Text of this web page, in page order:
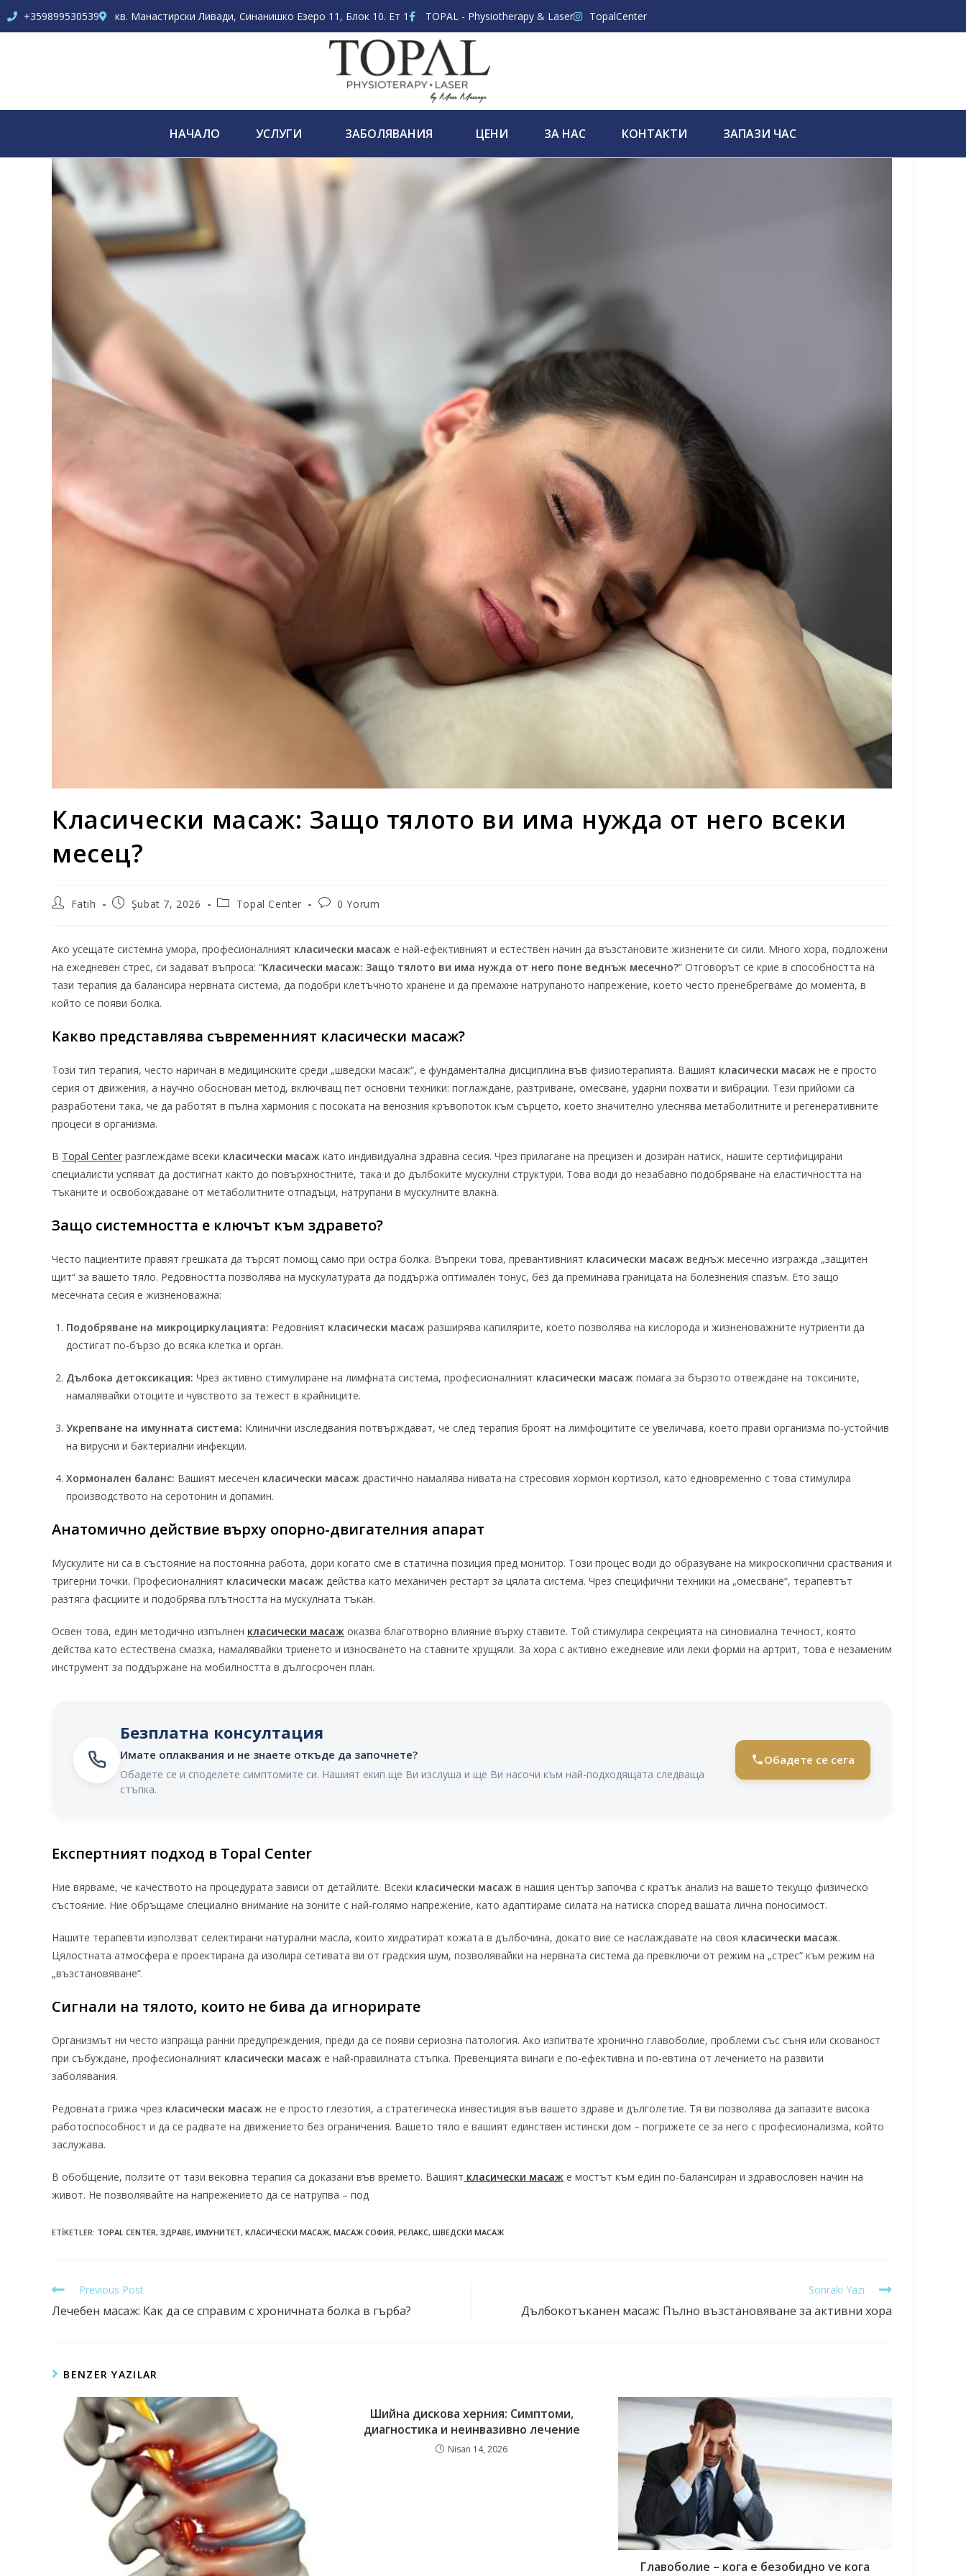
+359899530539 кв. Манастирски Ливади, Синанишко Езеро 11, Блок 10. Ет 1 TOPAL - Physiotherapy & Laser TopalCenter
НАЧАЛО УСЛУГИ ЗАБОЛЯВАНИЯ ЦЕНИ ЗА НАС КОНТАКТИ ЗАПАЗИ ЧАС
Класически масаж: Защо тялото ви има нужда от него всеки
месец?
Fatih Şubat 7, 2026 Topal Center 0 Yorum
Ако усещате системна умора, професионалният класически масаж е най-ефективният и естествен начин да възстановите жизнените си сили. Много хора, подложени
на ежедневен стрес, си задават въпроса: “Класически масаж: Защо тялото ви има нужда от него поне веднъж месечно?” Отговорът се крие в способността на
тази терапия да балансира нервната система, да подобри клетъчното хранене и да премахне натрупаното напрежение, което често пренебрегваме до момента, в
който се появи болка.
Какво представлява съвременният класически масаж?
Този тип терапия, често наричан в медицинските среди „шведски масаж“, е фундаментална дисциплина във физиотерапията. Вашият класически масаж не е просто
серия от движения, а научно обоснован метод, включващ пет основни техники: поглаждане, разтриване, омесване, ударни похвати и вибрации. Тези прийоми са
разработени така, че да работят в пълна хармония с посоката на венозния кръвопоток към сърцето, което значително улеснява метаболитните и регенеративните
процеси в организма.
В Topal Center разглеждаме всеки класически масаж като индивидуална здравна сесия. Чрез прилагане на прецизен и дозиран натиск, нашите сертифицирани
специалисти успяват да достигнат както до повърхностните, така и до дълбоките мускулни структури. Това води до незабавно подобряване на еластичността на
тъканите и освобождаване от метаболитните отпадъци, натрупани в мускулните влакна.
Защо системността е ключът към здравето?
Често пациентите правят грешката да търсят помощ само при остра болка. Въпреки това, превантивният класически масаж веднъж месечно изгражда „защитен
щит“ за вашето тяло. Редовността позволява на мускулатурата да поддържа оптимален тонус, без да преминава границата на болезнения спазъм. Ето защо
месечната сесия е жизненоважна:
Подобряване на микроциркулацията: Редовният класически масаж разширява капилярите, което позволява на кислорода и жизненоважните нутриенти да
достигат по-бързо до всяка клетка и орган.
Дълбока детоксикация: Чрез активно стимулиране на лимфната система, професионалният класически масаж помага за бързото отвеждане на токсините,
намалявайки отоците и чувството за тежест в крайниците.
Укрепване на имунната система: Клинични изследвания потвърждават, че след терапия броят на лимфоцитите се увеличава, което прави организма по-устойчив
на вирусни и бактериални инфекции.
Хормонален баланс: Вашият месечен класически масаж драстично намалява нивата на стресовия хормон кортизол, като едновременно с това стимулира
производството на серотонин и допамин.
Анатомично действие върху опорно-двигателния апарат
Мускулите ни са в състояние на постоянна работа, дори когато сме в статична позиция пред монитор. Този процес води до образуване на микроскопични сраствания и
тригерни точки. Професионалният класически масаж действа като механичен рестарт за цялата система. Чрез специфични техники на „омесване“, терапевтът
разтяга фасциите и подобрява плътността на мускулната тъкан.
Освен това, един методично изпълнен класически масаж оказва благотворно влияние върху ставите. Той стимулира секрецията на синовиална течност, която
действа като естествена смазка, намалявайки триенето и износването на ставните хрущяли. За хора с активно ежедневие или леки форми на артрит, това е незаменим
инструмент за поддържане на мобилността в дългосрочен план.
Безплатна консултация
Имате оплаквания и не знаете откъде да започнете?
Обадете се и споделете симптомите си. Нашият екип ще Ви изслуша и ще Ви насочи към най-подходящата следваща
стъпка.
Обадете се сега
Експертният подход в Topal Center
Ние вярваме, че качеството на процедурата зависи от детайлите. Всеки класически масаж в нашия център започва с кратък анализ на вашето текущо физическо
състояние. Ние обръщаме специално внимание на зоните с най-голямо напрежение, като адаптираме силата на натиска според вашата лична поносимост.
Нашите терапевти използват селектирани натурални масла, които хидратират кожата в дълбочина, докато вие се наслаждавате на своя класически масаж.
Цялостната атмосфера е проектирана да изолира сетивата ви от градския шум, позволявайки на нервната система да превключи от режим на „стрес“ към режим на
„възстановяване“.
Сигнали на тялото, които не бива да игнорирате
Организмът ни често изпраща ранни предупреждения, преди да се появи сериозна патология. Ако изпитвате хронично главоболие, проблеми със съня или скованост
при събуждане, професионалният класически масаж е най-правилната стъпка. Превенцията винаги е по-ефективна и по-евтина от лечението на развити
заболявания.
Редовната грижа чрез класически масаж не е просто глезотия, а стратегическа инвестиция във вашето здраве и дълголетие. Тя ви позволява да запазите висока
работоспособност и да се радвате на движението без ограничения. Вашето тяло е вашият единствен истински дом – погрижете се за него с професионализма, който
заслужава.
В обобщение, ползите от тази вековна терапия са доказани във времето. Вашият класически масаж е мостът към един по-балансиран и здравословен начин на
живот. Не позволявайте на напрежението да се натрупва – под
ETIKETLER: TOPAL CENTER, ЗДРАВЕ, ИМУНИТЕТ, КЛАСИЧЕСКИ МАСАЖ, МАСАЖ СОФИЯ, РЕЛАКС, ШВЕДСКИ МАСАЖ
Previous Post
Лечебен масаж: Как да се справим с хроничната болка в гърба?
Sonraki Yazı
Дълбокотъканен масаж: Пълно възстановяване за активни хора
BENZER YAZILAR
Шийна дискова херния: Симптоми,
диагностика и неинвазивно лечение
Nisan 14, 2026
Главоболие – кога е безобидно ve кога